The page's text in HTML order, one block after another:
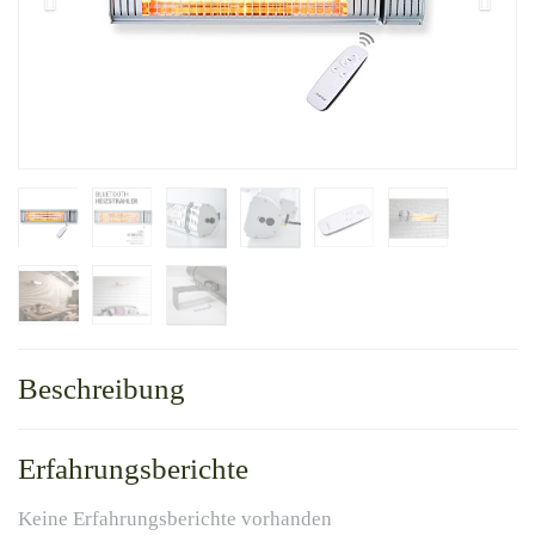
Beschreibung
Erfahrungsberichte
Keine Erfahrungsberichte vorhanden